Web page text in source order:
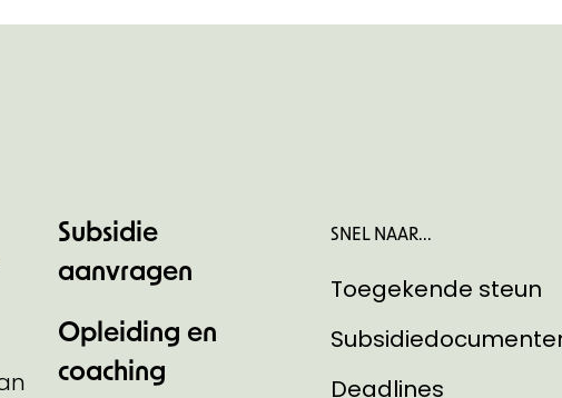
Subsidie
aanvragen
Opleiding en
coaching
SNEL NAAR...
Toegekende steun
Deadlines